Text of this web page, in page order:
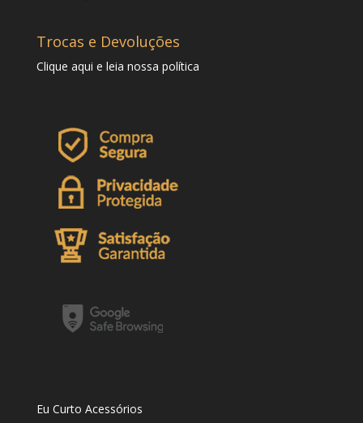
Trocas e Devoluções
Clique aqui e leia nossa política
Eu Curto Acessórios